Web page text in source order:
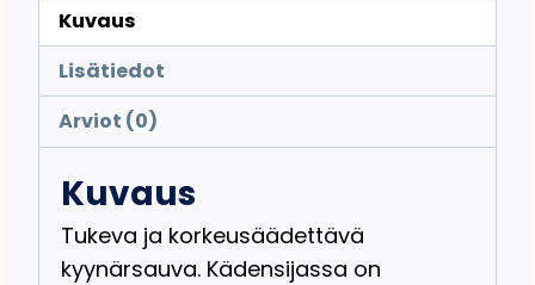
Kuvaus
Lisätiedot
Arviot (0)
Kuvaus
Tukeva ja korkeusäädettävä
kyynärsauva. Kädensijassa on